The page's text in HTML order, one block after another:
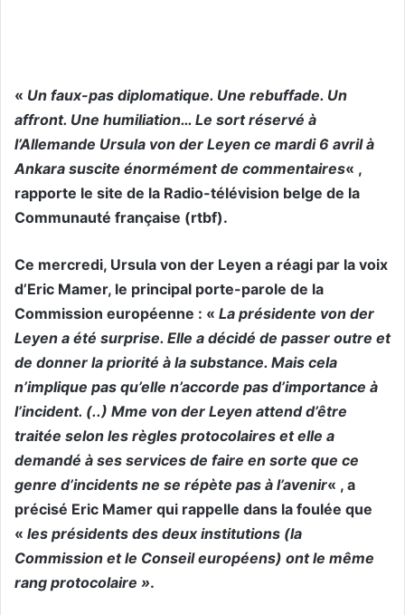
« Un faux-pas diplomatique. Une rebuffade. Un
affront. Une humiliation… Le sort réservé à
l’Allemande Ursula von der Leyen ce mardi 6 avril à
Ankara suscite énormément de commentaires« ,
rapporte le site de la Radio-télévision belge de la
Communauté française (rtbf).
Ce mercredi, Ursula von der Leyen a réagi par la voix
d’Eric Mamer, le principal porte-parole de la
Commission européenne : « La présidente von der
Leyen a été surprise. Elle a décidé de passer outre et
de donner la priorité à la substance. Mais cela
n’implique pas qu’elle n’accorde pas d’importance à
l’incident. (..) Mme von der Leyen attend d’être
traitée selon les règles protocolaires et elle a
demandé à ses services de faire en sorte que ce
genre d’incidents ne se répète pas à l’avenir« , a
précisé Eric Mamer qui rappelle dans la foulée que
« les présidents des deux institutions (la
Commission et le Conseil européens) ont le même
rang protocolaire ».